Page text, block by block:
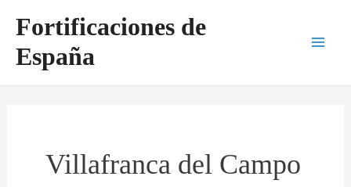
contenido
Fortificaciones de
España
Villafranca del Campo